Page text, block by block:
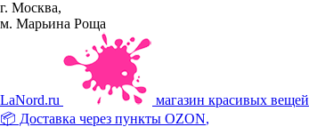
г. Москва,
м. Марьина Роща
LaNord.ru
магазин красивых вещей
📦 Доставка через пункты OZON,